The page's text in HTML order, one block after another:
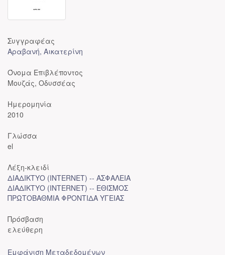
Συγγραφέας
Αραβανή, Αικατερίνη
Όνομα Επιβλέποντος
Μουζάς, Οδυσσέας
Ημερομηνία
2010
Γλώσσα
el
Λέξη-κλειδί
ΔΙΑΔΙΚΤΥΟ (INTERNET) -- ΑΣΦΑΛΕΙΑ
ΔΙΑΔΙΚΤΥΟ (INTERNET) -- ΕΘΙΣΜΟΣ
ΠΡΩΤΟΒΑΘΜΙΑ ΦΡΟΝΤΙΔΑ ΥΓΕΙΑΣ
Πρόσβαση
ελεύθερη
Εμφάνιση Μεταδεδομένων